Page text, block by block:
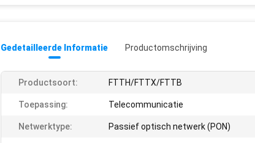
Gedetailleerde Informatie Productomschrijving
Productsoort: FTTH/FTTX/FTTB
Toepassing: Telecommunicatie
Netwerktype: Passief optisch netwerk (PON)